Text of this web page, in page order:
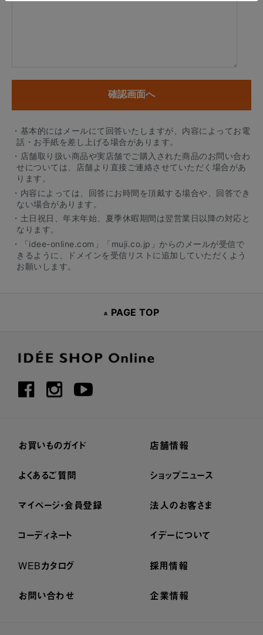
・基本的にはメールにて回答いたしますが、内容によってお電
話・お手紙を差し上げる場合があります。
・店舗取り扱い商品や実店舗でご購入された商品のお問い合わ
せについては、店舗より直接ご連絡させていただく場合があ
ります。
・内容によっては、回答にお時間を頂戴する場合や、回答でき
ない場合があります。
・土日祝日、年末年始、夏季休暇期間は翌営業日以降の対応と
なります。
・「idee-online.com」「muji.co.jp」からのメールが受信で
きるように、ドメインを受信リストに追加していただくよう
お願いします。
PAGE TOP
お買いものガイド
よくあるご質問
マイページ・会員登録
コーディネート
WEBカタログ
お問い合わせ
店舗情報
ショップニュース
法人のお客さま
イデーについて
採用情報
企業情報